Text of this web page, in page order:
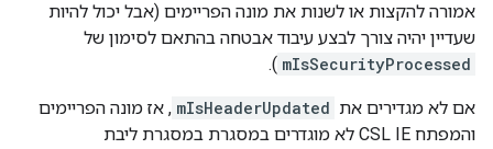
אמורה להקצות או לשנות את מונה הפריימים (אבל יכול להיות
שעדיין יהיה צורך לבצע עיבוד אבטחה בהתאם לסימון של
mIsSecurityProcessed
).
אם לא מגדירים את mIsHeaderUpdated , אז מונה הפריימים
והמפתח CSL IE לא מוגדרים במסגרת במסגרת ליבת